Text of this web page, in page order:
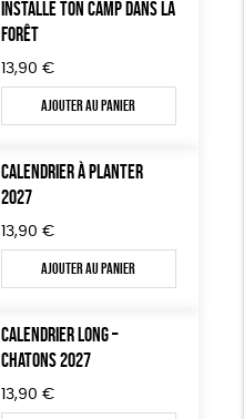
INSTALLE TON CAMP DANS LA
FORÊT
13,90 €
Ajouter au panier
CALENDRIER À PLANTER
2027
13,90 €
Ajouter au panier
CALENDRIER LONG –
CHATONS 2027
13,90 €